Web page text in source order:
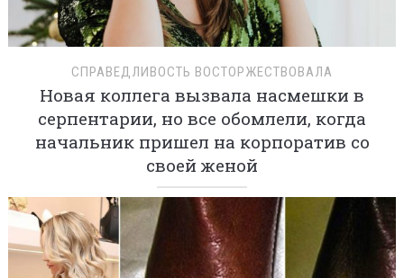
СПРАВЕДЛИВОСТЬ ВОСТОРЖЕСТВОВАЛА
Новая коллега вызвала насмешки в
серпентарии, но все обомлели, когда
начальник пришел на корпоратив со
своей женой